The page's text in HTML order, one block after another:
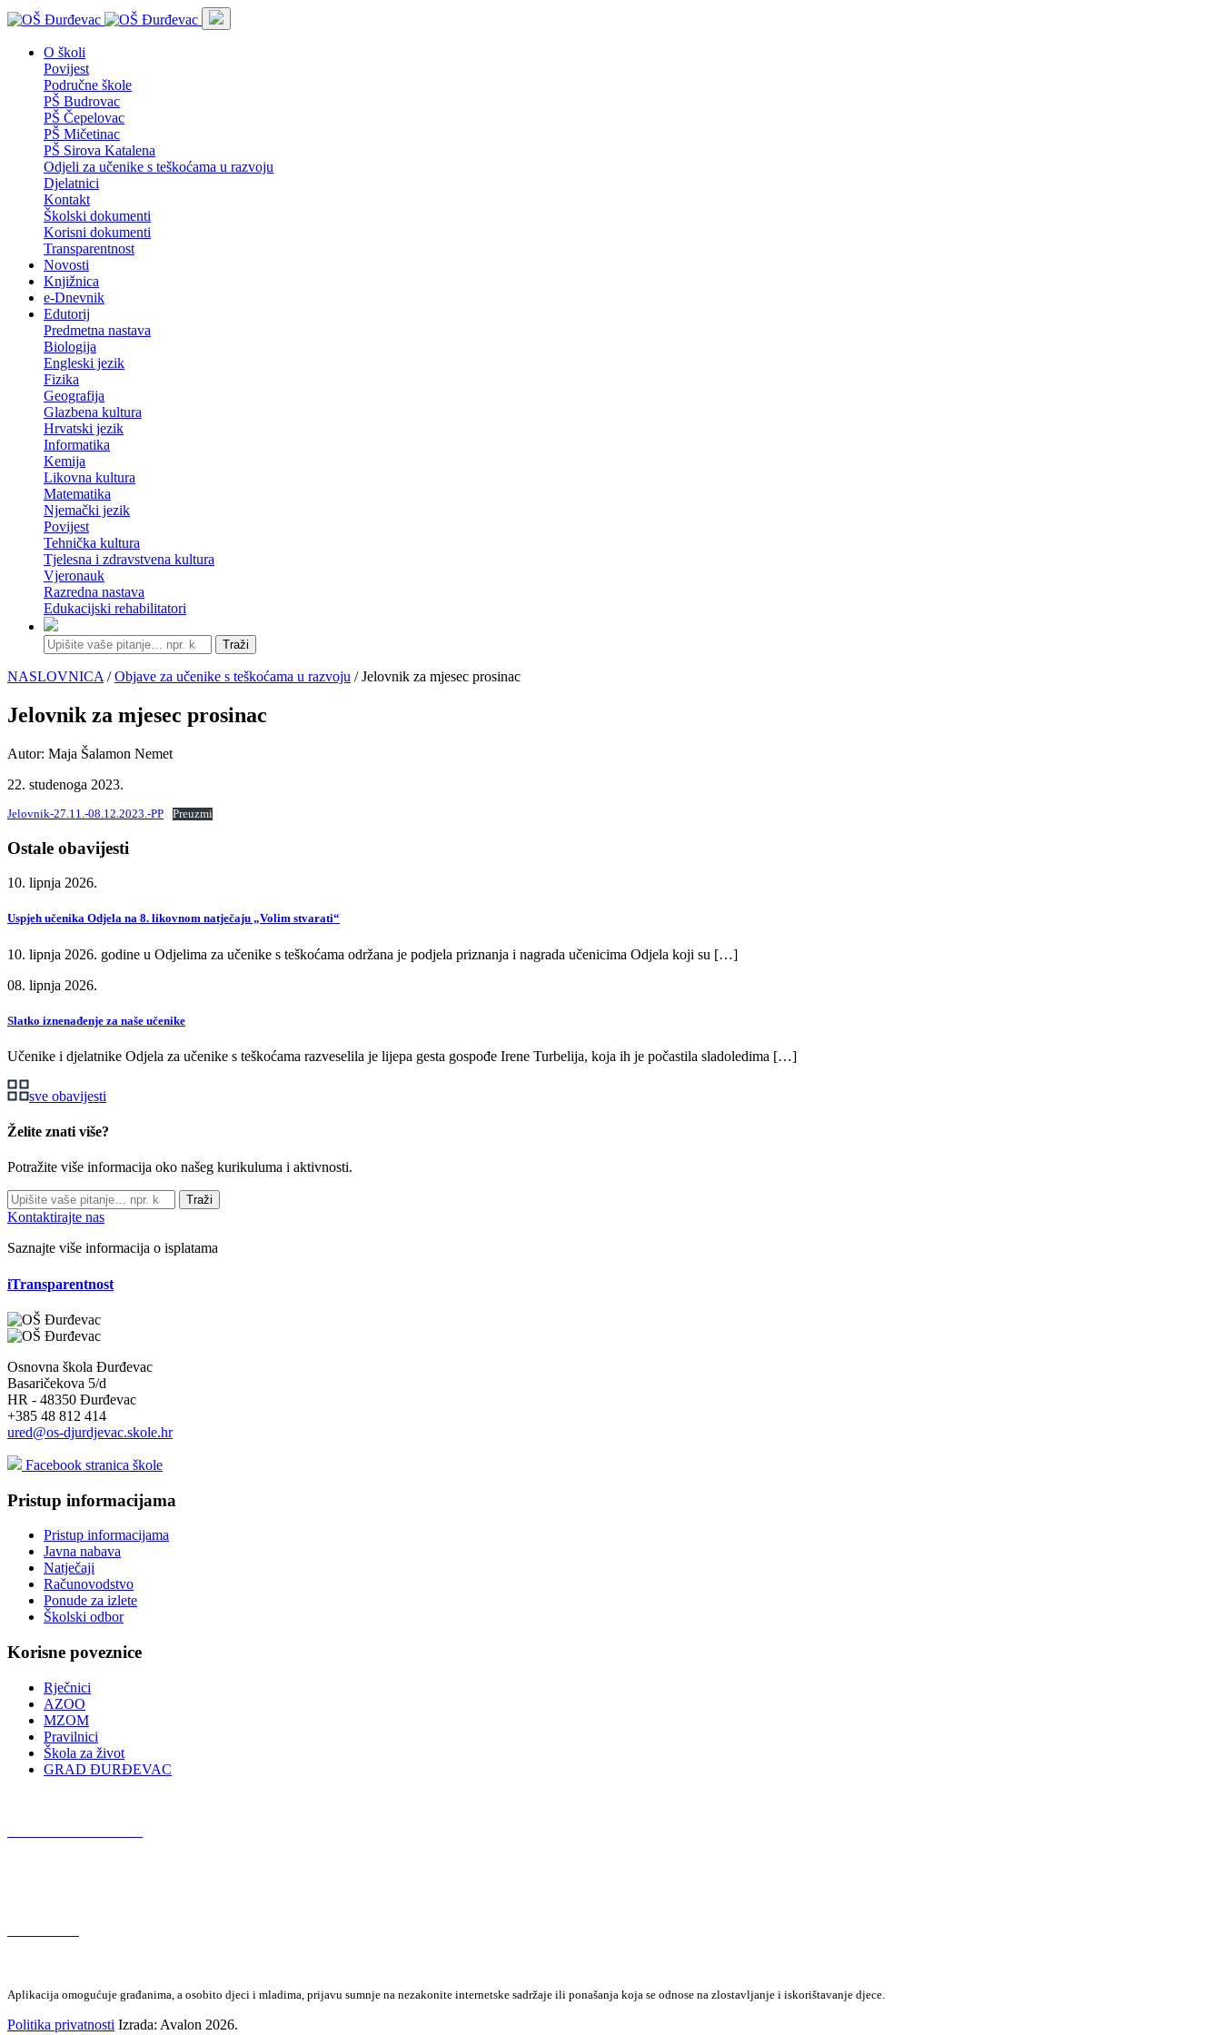
O školi
Povijest
Područne škole
PŠ Budrovac
PŠ Čepelovac
PŠ Mičetinac
PŠ Sirova Katalena
Odjeli za učenike s teškoćama u razvoju
Djelatnici
Kontakt
Školski dokumenti
Korisni dokumenti
Transparentnost
Novosti
Knjižnica
e-Dnevnik
Edutorij
Predmetna nastava
Biologija
Engleski jezik
Fizika
Geografija
Glazbena kultura
Hrvatski jezik
Informatika
Kemija
Likovna kultura
Matematika
Njemački jezik
Povijest
Tehnička kultura
Tjelesna i zdravstvena kultura
Vjeronauk
Razredna nastava
Edukacijski rehabilitatori
Traži
NASLOVNICA /Objave za učenike s teškoćama u razvoju / Jelovnik za mjesec prosinac
Jelovnik za mjesec prosinac
Autor: Maja Šalamon Nemet
22. studenoga 2023.
Jelovnik-27.11.-08.12.2023.-PP Preuzmi
Ostale obavijesti
10. lipnja 2026.
Uspjeh učenika Odjela na 8. likovnom natječaju „Volim stvarati“
10. lipnja 2026. godine u Odjelima za učenike s teškoćama održana je podjela priznanja i nagrada učenicima Odjela koji su […]
08. lipnja 2026.
Slatko iznenađenje za naše učenike
Učenike i djelatnike Odjela za učenike s teškoćama razveselila je lijepa gesta gospođe Irene Turbelija, koja ih je počastila sladoledima […]
sve obavijesti
Želite znati više?
Potražite više informacija oko našeg kurikuluma i aktivnosti.
Traži
Kontaktirajte nas
Saznajte više informacija o isplatama
iTransparentnost
Osnovna škola Đurđevac
Basaričekova 5/d
HR - 48350 Đurđevac
+385 48 812 414
ured@os-djurdjevac.skole.hr
Facebook stranica škole
Pristup informacijama
Pristup informacijama
Javna nabava
Natječaji
Računovodstvo
Ponude za izlete
Školski odbor
Korisne poveznice
Rječnici
AZOO
MZOM
Pravilnici
Škola za život
GRAD ĐURĐEVAC
Aplikacija omogućuje građanima, a osobito djeci i mladima, prijavu sumnje na nezakonite internetske sadržaje ili ponašanja koja se odnose na zlostavljanje i iskorištavanje djece.
Politika privatnosti Izrada: Avalon 2026.